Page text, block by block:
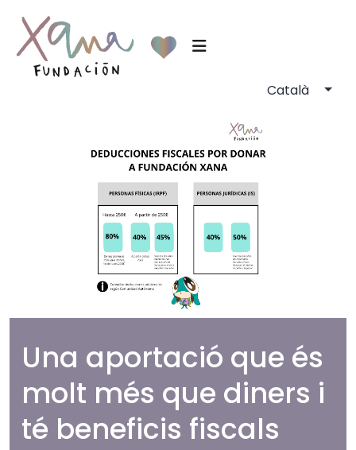
Una aportació que és
molt més que diners i
té beneficis fiscals